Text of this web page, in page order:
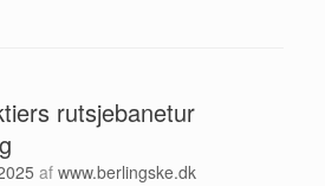
rutsjebanetur
af www.berlingske.dk